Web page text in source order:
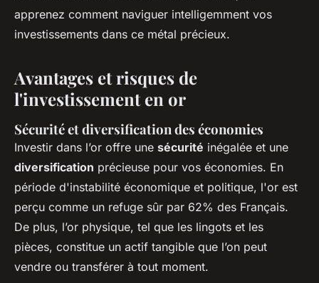
apprenez comment naviguer intelligemment vos
investissements dans ce métal précieux.
Avantages et risques de
l'investissement en or
Sécurité et diversification des économies
Investir dans l’or offre une sécurité inégalée et une
diversification précieuse pour vos économies. En
période d'instabilité économique et politique, l'or est
perçu comme un refuge sûr par 62% des Français.
De plus, l’or physique, tel que les lingots et les
pièces, constitue un actif tangible que l’on peut
vendre ou transférer à tout moment.